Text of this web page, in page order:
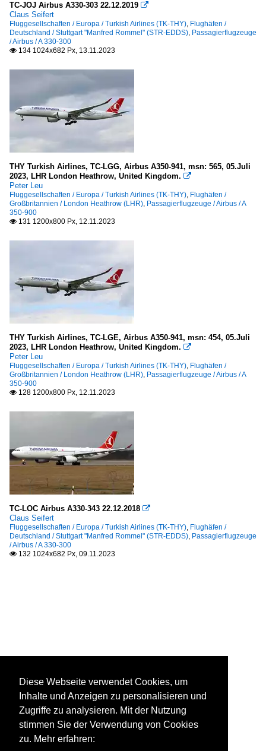
TC-JOJ Airbus A330-303 22.12.2019 
Claus Seifert
Fluggesellschaften / Europa / Turkish Airlines (TK-THY), Flughäfen /
Deutschland / Stuttgart "Manfred Rommel" (STR-EDDS), Passagierflugzeuge
/ Airbus / A 330-300
 134 1024x682 Px, 13.11.2023
THY Turkish Airlines, TC-LGG, Airbus A350-941, msn: 565, 05.Juli
2023, LHR London Heathrow, United Kingdom. 
Peter Leu
Fluggesellschaften / Europa / Turkish Airlines (TK-THY), Flughäfen /
Großbritannien / London Heathrow (LHR), Passagierflugzeuge / Airbus / A
350-900
 131 1200x800 Px, 12.11.2023
THY Turkish Airlines, TC-LGE, Airbus A350-941, msn: 454, 05.Juli
2023, LHR London Heathrow, United Kingdom. 
Peter Leu
Fluggesellschaften / Europa / Turkish Airlines (TK-THY), Flughäfen /
Großbritannien / London Heathrow (LHR), Passagierflugzeuge / Airbus / A
350-900
 128 1200x800 Px, 12.11.2023
TC-LOC Airbus A330-343 22.12.2018 
Claus Seifert
Fluggesellschaften / Europa / Turkish Airlines (TK-THY), Flughäfen /
Deutschland / Stuttgart "Manfred Rommel" (STR-EDDS), Passagierflugzeuge
/ Airbus / A 330-300
 132 1024x682 Px, 09.11.2023
Diese Webseite verwendet Cookies, um
Inhalte und Anzeigen zu personalisieren und
Zugriffe zu analysieren. Mit der Nutzung
stimmen Sie der Verwendung von Cookies
zu. Mehr erfahren: